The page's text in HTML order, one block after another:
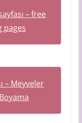
– free
pages
– Meyveler